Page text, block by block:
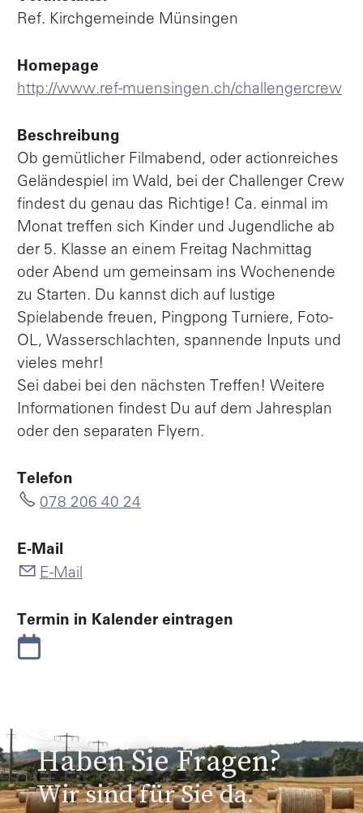
Ref. Kirchgemeinde Münsingen
Homepage
http://www.ref-muensingen.ch/challengercrew
Beschreibung
Ob gemütlicher Filmabend, oder actionreiches
Geländespiel im Wald, bei der Challenger Crew
findest du genau das Richtige! Ca. einmal im
Monat treffen sich Kinder und Jugendliche ab
der 5. Klasse an einem Freitag Nachmittag
oder Abend um gemeinsam ins Wochenende
zu Starten. Du kannst dich auf lustige
Spielabende freuen, Pingpong Turniere, Foto-
OL, Wasserschlachten, spannende Inputs und
vieles mehr!
Sei dabei bei den nächsten Treffen! Weitere
Informationen findest Du auf dem Jahresplan
oder den separaten Flyern.
Telefon
078 206 40 24
E-Mail
E-Mail
Termin in Kalender eintragen
Haben Sie Fragen?
Wir sind für Sie da.